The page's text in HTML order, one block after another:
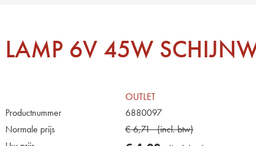
LAMP 6V 45W
OUTLET
Productnummer
6880097
Normale prijs
€6,71 (incl. btw)